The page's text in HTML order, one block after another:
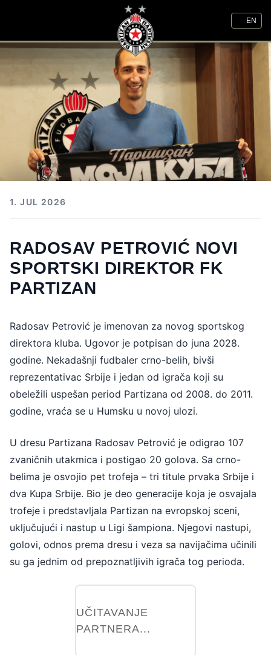
EN
1. JUL 2026
RADOSAV PETROVIĆ NOVI
SPORTSKI DIREKTOR FK
PARTIZAN
Radosav Petrović je imenovan za novog sportskog
direktora kluba. Ugovor je potpisan do juna 2028.
godine. Nekadašnji fudbaler crno-belih, bivši
reprezentativac Srbije i jedan od igrača koji su
obeležili uspešan period Partizana od 2008. do 2011.
godine, vraća se u Humsku u novoj ulozi.
U dresu Partizana Radosav Petrović je odigrao 107
zvaničnih utakmica i postigao 20 golova. Sa crno-
belima je osvojio pet trofeja – tri titule prvaka Srbije i
dva Kupa Srbije. Bio je deo generacije koja je osvajala
trofeje i predstavljala Partizan na evropskoj sceni,
uključujući i nastup u Ligi šampiona. Njegovi nastupi,
golovi, odnos prema dresu i veza sa navijačima učinili
su ga jednim od prepoznatljivih igrača tog perioda.
UČITAVANJE
PARTNERA...